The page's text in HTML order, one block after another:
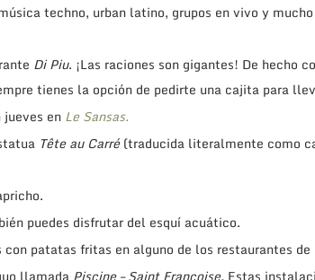
techno, urban latino, grupos en vivo y
Di Piu. ¡Las raciones son gigantes! De hecho
tienes la opción de pedirte una cajita para
en Le Sansas.
Tête au Carré(traducida literalmente como
puedes disfrutar del esquí acuático.
patatas fritas en alguno de los restaurantes de
llamada Piscine – Saint Francoise. Estas